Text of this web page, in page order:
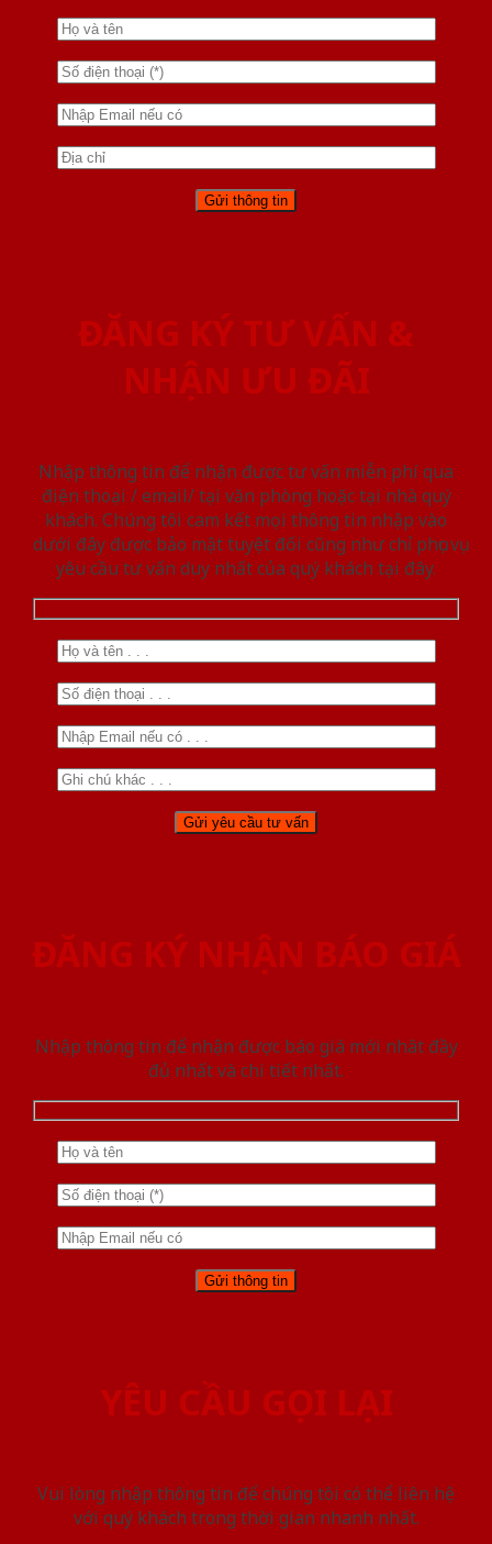
ĐĂNG KÝ TƯ VẤN &
NHẬN ƯU ĐÃI
Nhập thông tin để nhận được tư vấn miễn phí qua
điện thoại / email/ tại văn phòng hoặc tại nhà quý
khách. Chúng tôi cam kết mọi thông tin nhập vào
dưới đây được bảo mật tuyệt đối cũng như chỉ phục vụ
yêu cầu tư vấn duy nhất của quý khách tại đây.
ĐĂNG KÝ NHẬN BÁO GIÁ
Nhập thông tin để nhận được báo giá mới nhât đầy
đủ nhất và chi tiết nhất.
YÊU CẦU GỌI LẠI
Vui lòng nhập thông tin để chúng tôi có thể liên hệ
với quý khách trong thời gian nhanh nhất.